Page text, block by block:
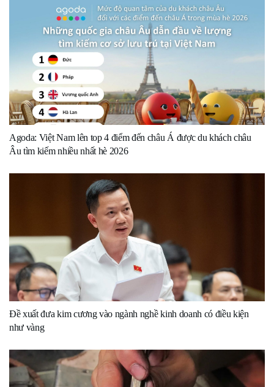
Agoda: Việt Nam lên top 4 điểm đến châu Á được du khách châu
Âu tìm kiếm nhiều nhất hè 2026
Đề xuất đưa kim cương vào ngành nghề kinh doanh có điều kiện
như vàng